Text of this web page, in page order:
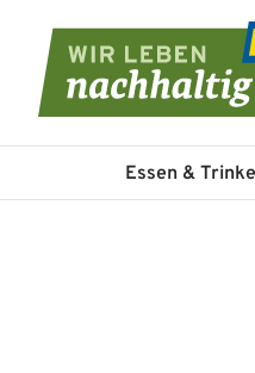
Navigation
Essen &